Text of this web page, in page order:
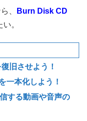
、
Burn Disk CD
。
旧させよう！
一本化しよう！
する動画や音声の